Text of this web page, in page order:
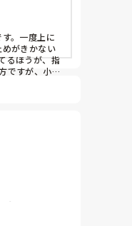
っけ？とだん
ただけたら
。一度上に
がきかない
るほうが、指
ですが、小さ
るようで